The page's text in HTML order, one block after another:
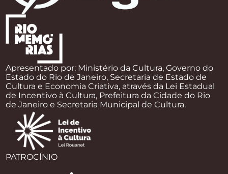
Apresentado por: Ministério da Cultura, Governo do
Estado do Rio de Janeiro, Secretaria de Estado de
Cultura e Economia Criativa, através da Lei Estadual
de Incentivo à Cultura, Prefeitura da Cidade do Rio
de Janeiro e Secretaria Municipal de Cultura.
PATROCÍNIO